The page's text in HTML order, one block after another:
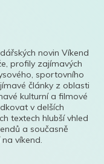
novin Víkend
profily zajímavých
sportovního
články z oblasti
kulturní a filmové
v delších
textech hlubší vhled
a současně
víkend.